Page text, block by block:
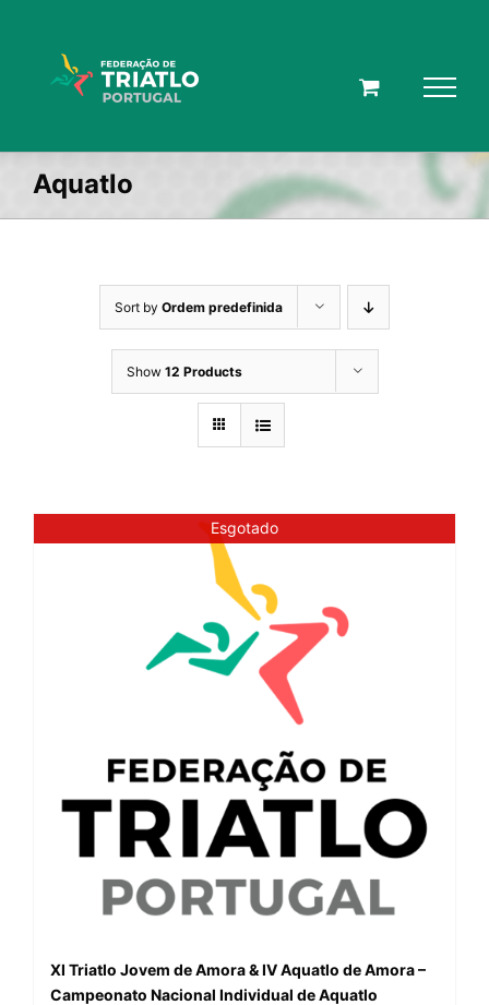
Aquatlo
Sort by Ordem predefinida
Show 12 Products
Esgotado
XI Triatlo Jovem de Amora & IV Aquatlo de Amora –
Campeonato Nacional Individual de Aquatlo